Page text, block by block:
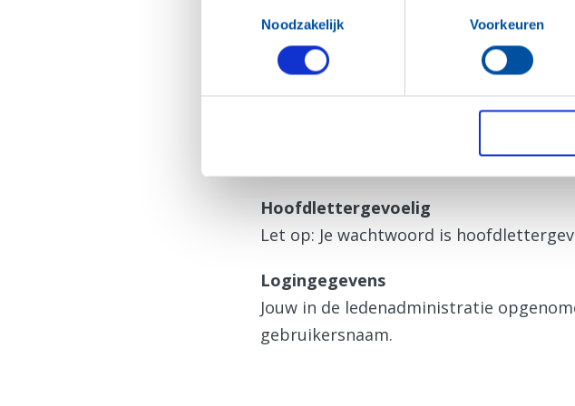
Noodzakelijk
Voorkeuren
N.B. De inloggegevens zijn ook geldig
Hulp bij inloggen
een nieuw wachtwoord
Hoofdlettergevoelig
Let op: Je wachtwoord is
Logingegevens
Jouw in de ledenadministratie
gebruikersnaam.